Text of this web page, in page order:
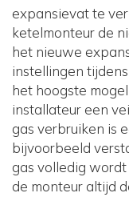
expansievat te
ketelmonteur de
het nieuwe
instellingen
het hoogste
installateur een
gas verbruiken is
bijvoorbeeld
gas volledig
de monteur altijd